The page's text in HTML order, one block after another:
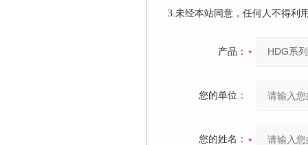
3.未经本站同意，任何人不得利
产品：
您的单位：
您的姓名：